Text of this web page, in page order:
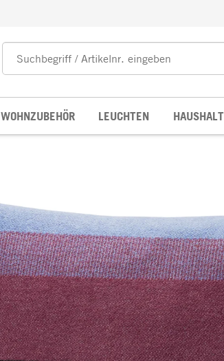
WOHNZUBEHÖR LEUCHTEN HAUSHALT